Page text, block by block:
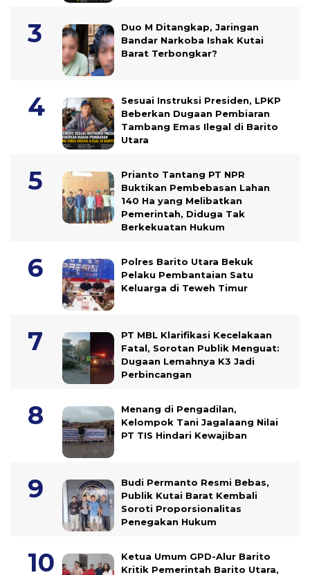
Duo M Ditangkap, Jaringan
Bandar Narkoba Ishak Kutai
Barat Terbongkar?
Sesuai Instruksi Presiden, LPKP
Beberkan Dugaan Pembiaran
Tambang Emas Ilegal di Barito
Utara
Prianto Tantang PT NPR
Buktikan Pembebasan Lahan
140 Ha yang Melibatkan
Pemerintah, Diduga Tak
Berkekuatan Hukum
Polres Barito Utara Bekuk
Pelaku Pembantaian Satu
Keluarga di Teweh Timur
PT MBL Klarifikasi Kecelakaan
Fatal, Sorotan Publik Menguat:
Dugaan Lemahnya K3 Jadi
Perbincangan
Menang di Pengadilan,
Kelompok Tani Jagalaang Nilai
PT TIS Hindari Kewajiban
Budi Permanto Resmi Bebas,
Publik Kutai Barat Kembali
Soroti Proporsionalitas
Penegakan Hukum
Ketua Umum GPD-Alur Barito
Kritik Pemerintah Barito Utara,